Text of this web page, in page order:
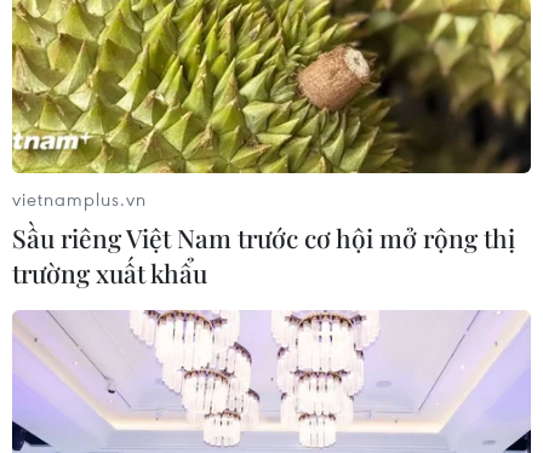
nhiều người bị thương
10/08/2026 01:04
Xuất khẩu của Đức sang Trung Quốc
giảm mạnh
09/08/2026 22:05
Nghịch lý tại các cường quốc du lịch
Địa Trung Hải
09/08/2026 22:00
vietnamplus.vn
Sầu riêng Việt Nam trước cơ hội mở rộng thị
trường xuất khẩu